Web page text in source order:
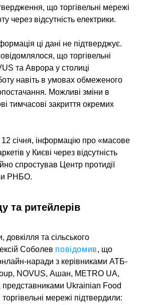
що торгівельні мережі
через відсутність електрики.
ці дані не підтверджує.
що торгівельні
таАврора у столиці
навіть в умовах обмеженого
Можливі зміни в
тимчасові закриття окремих
січня, інформацію про «масове
у Києві через відсутність
спростував Центр протидії
РНБО.
та ритейлерів
довкілля та сільського
Соболев повідомив, що
наради з керівникамиАТБ-
, NOVUS,Ашан, METRO UA,
представниками Ukrainian Food
торгівельні мережі підтвердили: